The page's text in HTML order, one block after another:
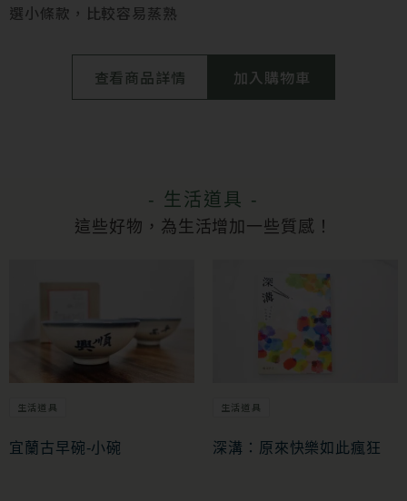
選小條款，比較容易蒸熟
查看商品詳情 加入購物車
- 生活道具 -
這些好物，為生活增加一些質感！
生活道具
宜蘭古早碗-小碗
生活道具
深溝：原來快樂如此瘋狂